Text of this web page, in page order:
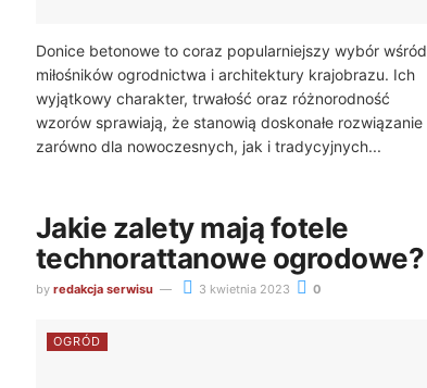
Donice betonowe to coraz popularniejszy wybór wśród
miłośników ogrodnictwa i architektury krajobrazu. Ich
wyjątkowy charakter, trwałość oraz różnorodność
wzorów sprawiają, że stanowią doskonałe rozwiązanie
zarówno dla nowoczesnych, jak i tradycyjnych...
Jakie zalety mają fotele
technorattanowe ogrodowe?
by redakcja serwisu 3 kwietnia 2023 0
OGRÓD